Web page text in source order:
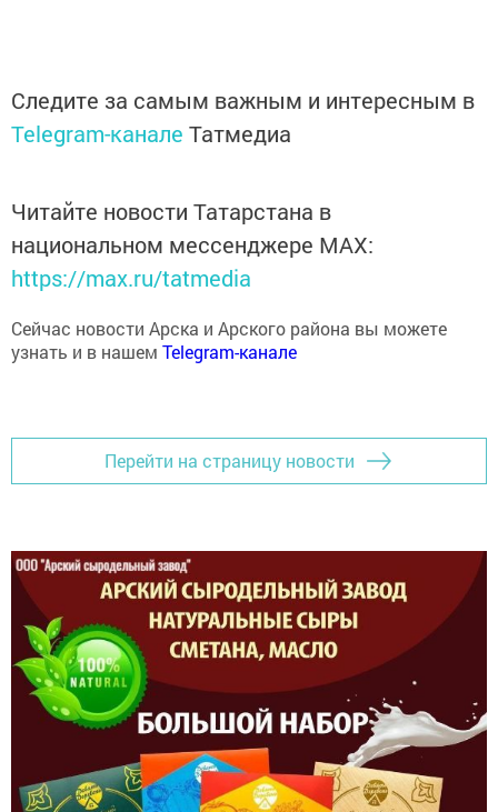
Telegram-каналеТатмедиа
национальном мессенджере MАХ:
https://max.ru/tatmedia
Сейчас новости Арска и Арского района вы можете
узнать и в нашемTelegram-канале